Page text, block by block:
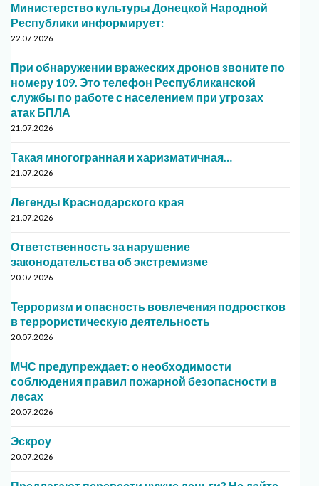
Министерство культуры Донецкой Народной
Республики информирует:
22.07.2026
При обнаружении вражеских дронов звоните по
номеру 109. Это телефон Республиканской
службы по работе с населением при угрозах
атак БПЛА
21.07.2026
Такая многогранная и харизматичная…
21.07.2026
Легенды Краснодарского края
21.07.2026
Ответственность за нарушение
законодательства об экстремизме
20.07.2026
Терроризм и опасность вовлечения подростков
в террористическую деятельность
20.07.2026
МЧС предупреждает: о необходимости
соблюдения правил пожарной безопасности в
лесах
20.07.2026
Эскроу
20.07.2026